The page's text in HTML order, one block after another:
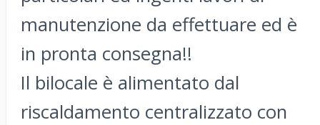
manutenzione da effettuare ed è
in pronta consegna!!
Il bilocale è alimentato dal
riscaldamento centralizzato con